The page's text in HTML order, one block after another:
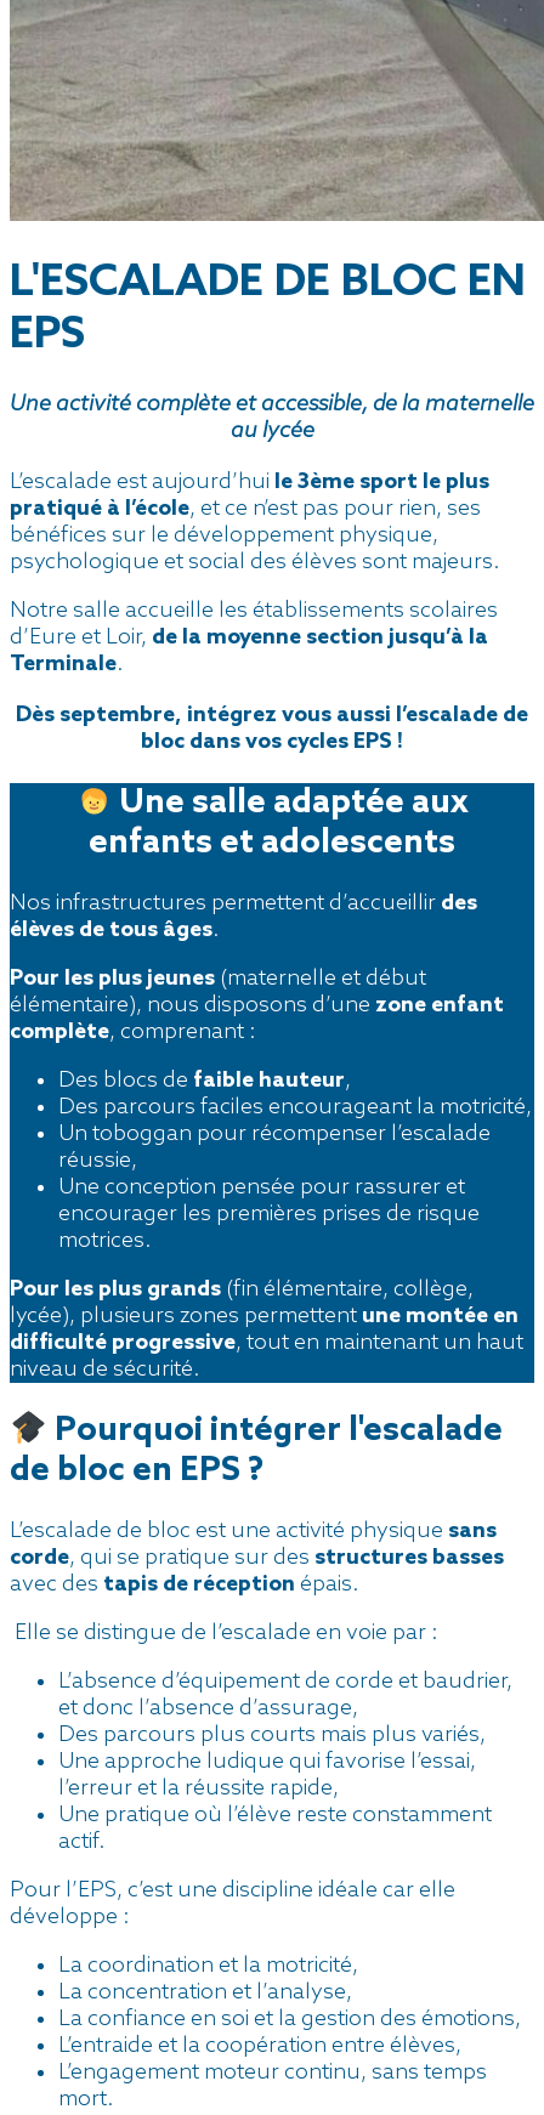
L'ESCALADE DE BLOC EN
EPS
Une activité complète et accessible, de la maternelle
au lycée
L’escalade est aujourd’hui le 3ème sport le plus
pratiqué à l’école, et ce n’est pas pour rien, ses
bénéfices sur le développement physique,
psychologique et social des élèves sont majeurs.
Notre salle accueille les établissements scolaires
d’Eure et Loir, de la moyenne section jusqu’à la
Terminale.
Dès septembre, intégrez vous aussi l’escalade de
bloc dans vos cycles EPS !
Une salle adaptée aux
enfants et adolescents
Nos infrastructures permettent d’accueillir des
élèves de tous âges.
Pour les plus jeunes (maternelle et début
élémentaire), nous disposons d’une zone enfant
complète, comprenant :
Des blocs de faible hauteur,
Des parcours faciles encourageant la motricité,
Un toboggan pour récompenser l’escalade
réussie,
Une conception pensée pour rassurer et
encourager les premières prises de risque
motrices.
Pour les plus grands (fin élémentaire, collège,
lycée), plusieurs zones permettent une montée en
difficulté progressive, tout en maintenant un haut
niveau de sécurité.
Pourquoi intégrer l'escalade
de bloc en EPS ?
L’escalade de bloc est une activité physique sans
corde, qui se pratique sur des structures basses
avec des tapis de réception épais.
Elle se distingue de l’escalade en voie par :
L’absence d’équipement de corde et baudrier,
et donc l’absence d’assurage,
Des parcours plus courts mais plus variés,
Une approche ludique qui favorise l’essai,
l’erreur et la réussite rapide,
Une pratique où l’élève reste constamment
actif.
Pour l’EPS, c’est une discipline idéale car elle
développe :
La coordination et la motricité,
La concentration et l’analyse,
La confiance en soi et la gestion des émotions,
L’entraide et la coopération entre élèves,
L’engagement moteur continu, sans temps
mort.